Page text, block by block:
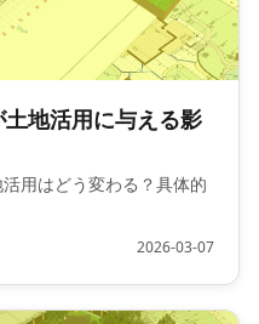
地活用に与える影
用はどう変わる？具体的
2026-03-07